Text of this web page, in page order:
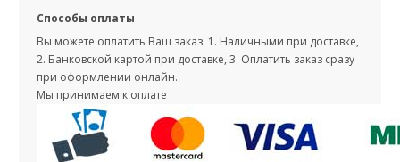
Способы оплаты
Вы можете оплатить Ваш заказ: 1. Наличными при доставке,
2. Банковской картой при доставке, 3. Оплатить заказ сразу
при оформлении онлайн.
Мы принимаем к оплате